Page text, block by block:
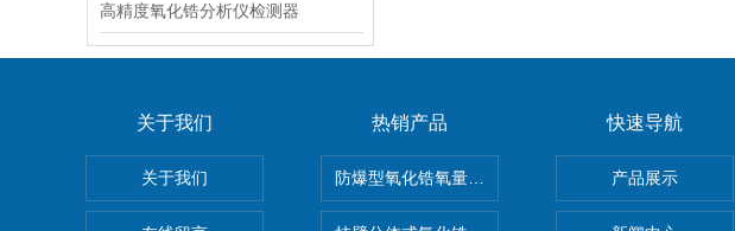
高精度氧化锆分析仪检测器
关于我们
关于我们
热销产品
防爆型氧化锆氧量分析仪
快速导航
产品展示